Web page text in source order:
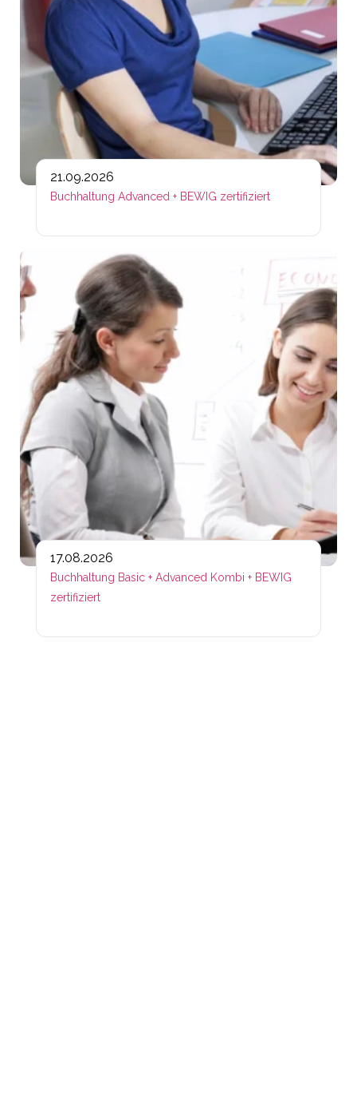
21.09.2026
Buchhaltung Advanced + BEWIG zertifiziert
17.08.2026
Buchhaltung Basic + Advanced Kombi + BEWIG
zertifiziert